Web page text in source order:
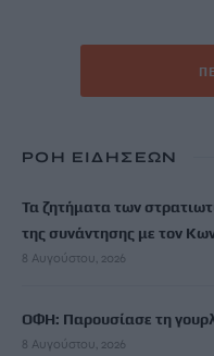
ΡΟΗ ΕΙΔΗΣΕΩΝ
Τα ζητήματα των
της συνάντησης με τον
8 Αυγούστου, 2026
ΟΦΗ: Παρουσίασε τη
8 Αυγούστου, 2026